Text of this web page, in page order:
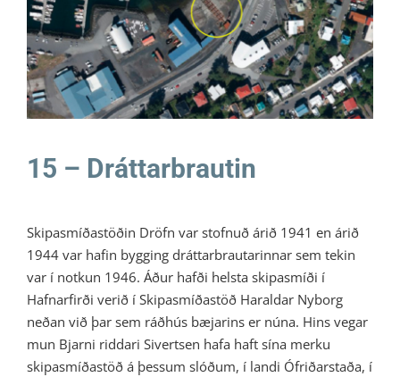
15 – Dráttarbrautin
Litli Ratleikur 2021
15 – Dráttarbrautin
Skipasmíðastöðin Dröfn var stofnuð árið 1941 en árið
1944 var hafin bygging dráttarbrautarinnar sem tekin
var í notkun 1946. Áður hafði helsta skipasmíði í
Hafnarfirði verið í Skipasmíðastöð Haraldar Nyborg
neðan við þar sem ráðhús bæjarins er núna. Hins vegar
mun Bjarni riddari Sivertsen hafa haft sína merku
skipasmíðastöð á þessum slóðum, í landi Ófriðarstaða, í